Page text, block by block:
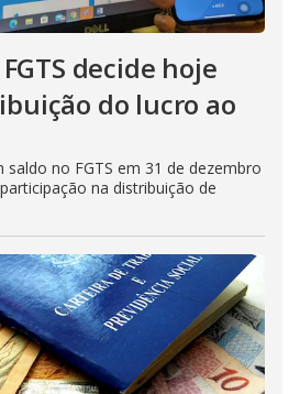
decide hoje
do lucro ao
no FGTS em 31 de dezembro
na distribuição de